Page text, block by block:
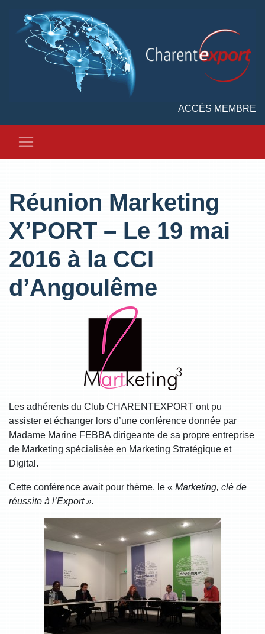
ACCÈS MEMBRE
Réunion Marketing
X’PORT – Le 19 mai
2016 à la CCI
d’Angoulême
Les adhérents du Club CHARENTEXPORT ont pu
assister et échanger lors d’une conférence donnée par
Madame Marine FEBBA dirigeante de sa propre entreprise
de Marketing spécialisée en Marketing Stratégique et
Digital.
Cette conférence avait pour thème, le « Marketing, clé de
réussite à l’Export ».